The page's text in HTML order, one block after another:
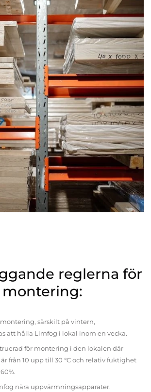
reglerna för
särskilt på vintern,
att hålla Limfog i lokal inom en vecka.
för montering i den lokalen där
från 10 upp till 30 °C och relativ fuktighet
nära uppvärmningsapparater.